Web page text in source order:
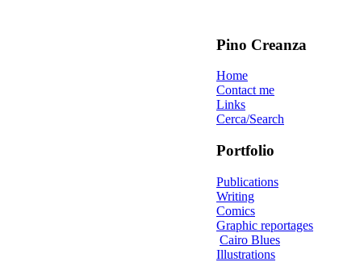
Pino Creanza
Home
Contact me
Links
Cerca/Search
Portfolio
Publications
Writing
Comics
Graphic reportages
Cairo Blues
Illustrations